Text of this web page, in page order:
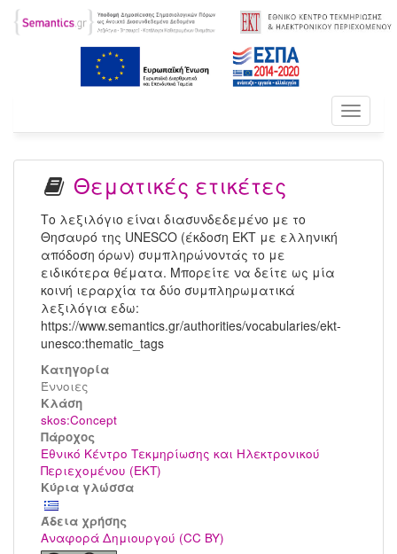
Toggle
Θεματικές ετικέτες
Το λεξιλόγιο είναι διασυνδεδεμένο με το
Θησαυρό της UNESCO (έκδοση ΕΚΤ με ελληνική
απόδοση όρων) συμπληρώνοντάς το με
ειδικότερα θέματα. Μπορείτε να δείτε ως μία
κοινή ιεραρχία τα δύο συμπληρωματικά
λεξιλόγια εδω:
https://www.semantics.gr/authorities/vocabularies/ekt-
unesco:thematic_tags
Κατηγορία
Έννοιες
Kλάση
skos:Concept
Πάροχος
Εθνικό Κέντρο Τεκμηρίωσης και Ηλεκτρονικού
Περιεχομένου (ΕΚΤ)
Κύρια γλώσσα
Άδεια χρήσης
Αναφορά Δημιουργού (CC BY)